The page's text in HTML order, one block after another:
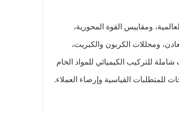
ومقاييس القوة المحورية،
ومحللات الكربون والكبريت،
للتركيب الكيميائي للمواد الخام
للمتطلبات القياسية وإرضاء العملاء.